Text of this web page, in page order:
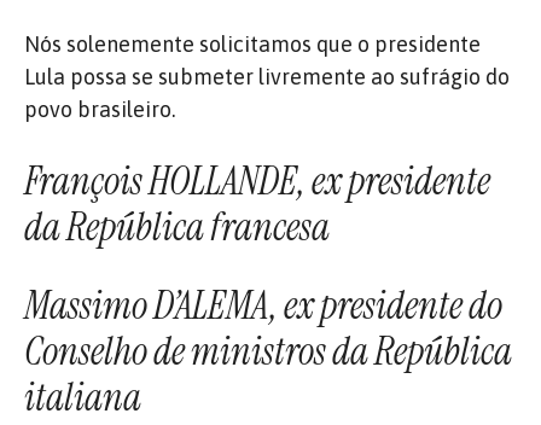
Nós solenemente solicitamos que o presidente
Lula possa se submeter livremente ao sufrágio do
povo brasileiro.
François HOLLANDE, ex presidente
da República francesa
Massimo D’ALEMA, ex presidente do
Conselho de ministros da República
italiana